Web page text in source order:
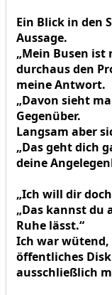
Ein Blick in den
Aussage.
„Mein Busen
durchaus den
meine Antwort.
„Davon sieht
Gegenüber.
Langsam aber
„Das geht dich
deine
„Ich will dir
„Das kannst du
Ruhe lässt.“
Ich war wütend,
öffentliches
ausschließlich